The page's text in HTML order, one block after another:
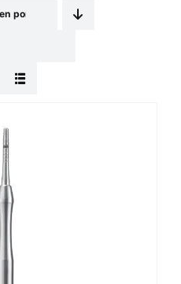
por Defecto